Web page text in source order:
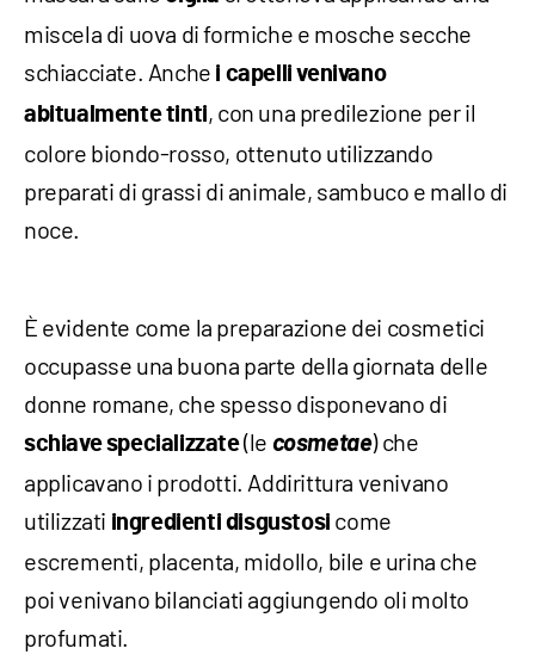
miscela di uova di formiche e mosche secche
schiacciate. Anche i capelli venivano
abitualmente tinti, con una predilezione per il
colore biondo-rosso, ottenuto utilizzando
preparati di grassi di animale, sambuco e mallo di
noce.
È evidente come la preparazione dei cosmetici
occupasse una buona parte della giornata delle
donne romane, che spesso disponevano di
schiave specializzate(le cosmetae) che
applicavano i prodotti. Addirittura venivano
utilizzati ingredienti disgustosi come
escrementi, placenta, midollo, bile e urina che
poi venivano bilanciati aggiungendo oli molto
profumati.